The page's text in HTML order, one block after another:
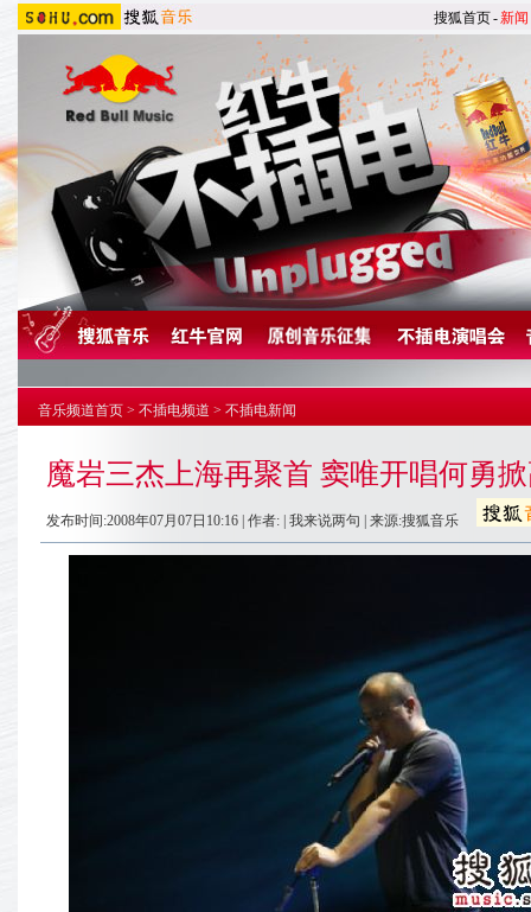
搜狐首页-新闻
音乐频道首页 > 不插电频道 > 不插电新闻
魔岩三杰上海再聚首 窦唯开唱何勇
发布时间:2008年07月07日10:16 | 作者: | 我来说两句 | 来源:搜狐音乐